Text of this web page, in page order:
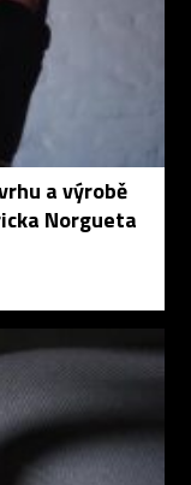
a výrobě
Norgueta